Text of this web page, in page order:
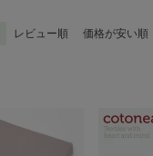
レビュー順 価格が安い順